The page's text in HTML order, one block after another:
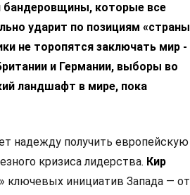
бандеровщины, которые все
ударит по позициям «страны
не торопятся заключать мир -
и Германии, выборы во
ландшафт в мире, пока
надежду получить европейскую
кризиса лидерства. Кир
ключевых инициатив Запада — от